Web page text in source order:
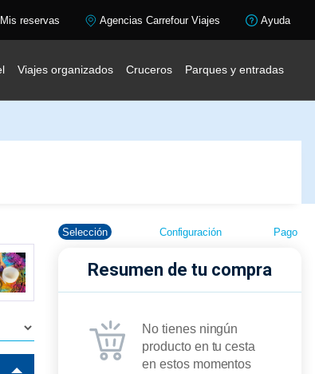
Mis reservas Agencias Carrefour Viajes Ayuda
Viajes organizados Cruceros Parques y entradas
Selección Configuración Pago
Resumen de tu compra
No tienes ningún
producto en tu cesta
en estos momentos